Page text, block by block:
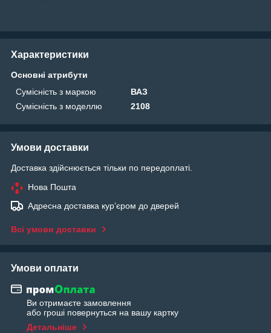
Характеристики
Основні атрибути
Сумісність з маркою
ВАЗ
Сумісність з моделлю
2108
Умови доставки
Доставка здійснюється тільки по передоплаті.
Нова Пошта
Адресна доставка курʼєром до дверей
Всі умови доставки
Умови оплати
Ви отримаєте замовлення
або гроші повернуться на вашу картку
Детальніше